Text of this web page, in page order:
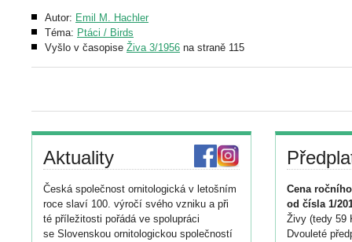
Autor: Emil M. Hachler
Téma: Ptáci / Birds
Vyšlo v časopise Živa 3/1956 na straně 115
Aktuality
Česká společnost ornitologická v letošním
roce slaví 100. výročí svého vzniku a při
té příležitosti pořádá ve spolupráci
se Slovenskou ornitologickou společností
Cena
od čísla 1/
Živy (tedy 59
Dvouleté